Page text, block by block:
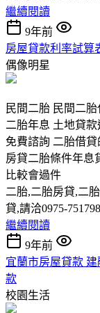
繼續閱讀
9年前
房屋貸款利率試算
偶像明星
民間二胎 民間二
二胎年息 土地貸
免費諮詢 二胎借
房貸二胎條件年息
比較會過件
二胎,二胎房貸,二
貸,請洽0975-751798
繼續閱讀
9年前
宜蘭市房屋貸款
款
校園生活